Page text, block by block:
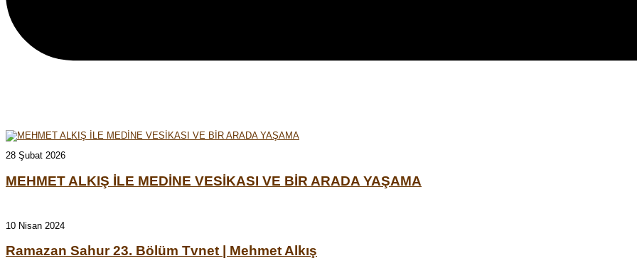
28 Şubat 2026
MEHMET ALKIŞ İLE MEDİNE VESİKASI VE BİR ARADA YAŞAMA
10 Nisan 2024
Ramazan Sahur 23. Bölüm Tvnet | Mehmet Alkış